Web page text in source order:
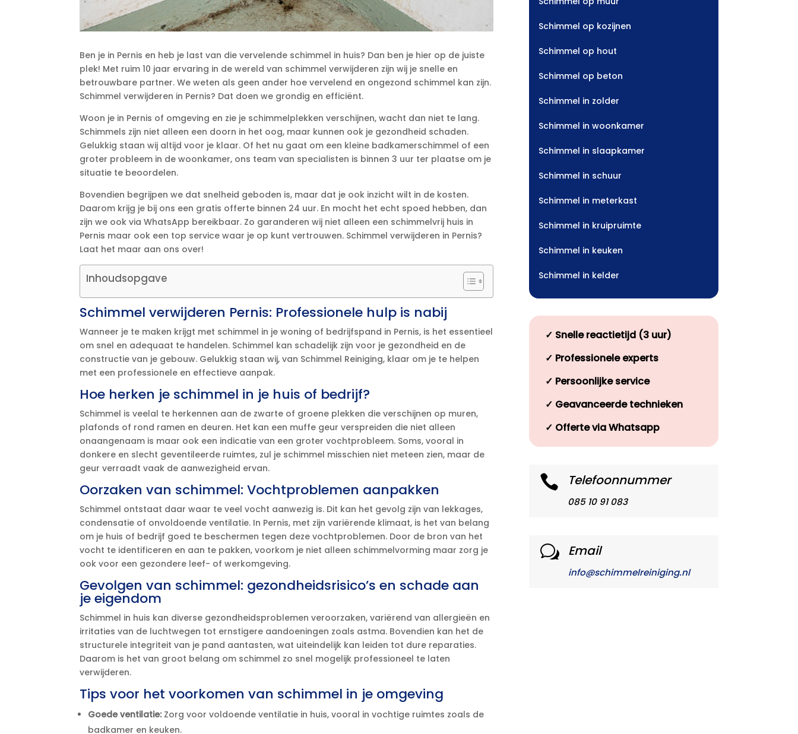
Ben je in Pernis en heb je last van die vervelende schimmel in huis? Dan ben je hier op de juiste
plek! Met ruim 10 jaar ervaring in de wereld van schimmel verwijderen zijn wij je snelle en
betrouwbare partner.​ We weten als geen ander hoe vervelend en ongezond schimmel kan zijn.​
Schimmel verwijderen in Pernis? Dat doen we grondig en efficiënt.​
Woon je in Pernis of omgeving en zie je schimmelplekken verschijnen, wacht dan niet te lang.​
Schimmels zijn niet alleen een doorn in het oog, maar kunnen ook je gezondheid schaden.​
Gelukkig staan wij altijd voor je klaar.​ Of het nu gaat om een kleine badkamerschimmel of een
groter probleem in de woonkamer, ons team van specialisten is binnen 3 uur ter plaatse om je
situatie te beoordelen.​
Bovendien begrijpen we dat snelheid geboden is, maar dat je ook inzicht wilt in de kosten.​
Daarom krijg je bij ons een gratis offerte binnen 24 uur.​ En mocht het echt spoed hebben, dan
zijn we ook via WhatsApp bereikbaar.​ Zo garanderen wij niet alleen een schimmelvrij huis in
Pernis maar ook een top service waar je op kunt vertrouwen.​ Schimmel verwijderen in Pernis?
Laat het maar aan ons over!
Inhoudsopgave
Schimmel verwijderen Pernis: Professionele hulp is nabij
Wanneer je te maken krijgt met schimmel in je woning of bedrijfspand in Pernis, is het essentieel
om snel en adequaat te handelen.​ Schimmel kan schadelijk zijn voor je gezondheid en de
constructie van je gebouw.​ Gelukkig staan wij, van Schimmel Reiniging, klaar om je te helpen
met een professionele en effectieve aanpak.​
Hoe herken je schimmel in je huis of bedrijf?
Schimmel is veelal te herkennen aan de zwarte of groene plekken die verschijnen op muren,
plafonds of rond ramen en deuren.​ Het kan een muffe geur verspreiden die niet alleen
onaangenaam is maar ook een indicatie van een groter vochtprobleem.​ Soms, vooral in
donkere en slecht geventileerde ruimtes, zul je schimmel misschien niet meteen zien, maar de
geur verraadt vaak de aanwezigheid ervan.​
Oorzaken van schimmel: Vochtproblemen aanpakken
Schimmel ontstaat daar waar te veel vocht aanwezig is.​ Dit kan het gevolg zijn van lekkages,
condensatie of onvoldoende ventilatie.​ In Pernis, met zijn variërende klimaat, is het van belang
om je huis of bedrijf goed te beschermen tegen deze vochtproblemen.​ Door de bron van het
vocht te identificeren en aan te pakken, voorkom je niet alleen schimmelvorming maar zorg je
ook voor een gezondere leef- of werkomgeving.​
Gevolgen van schimmel: gezondheidsrisico’s en schade aan
je eigendom
Schimmel in huis kan diverse gezondheidsproblemen veroorzaken, variërend van allergieën en
irritaties van de luchtwegen tot ernstigere aandoeningen zoals astma.​ Bovendien kan het de
structurele integriteit van je pand aantasten, wat uiteindelijk kan leiden tot dure reparaties.​
Daarom is het van groot belang om schimmel zo snel mogelijk professioneel te laten
verwijderen.​
Tips voor het voorkomen van schimmel in je omgeving
Goede ventilatie: Zorg voor voldoende ventilatie in huis, vooral in vochtige ruimtes zoals de
badkamer en keuken.​
Schimmel op kozijnen
Schimmel op hout
Schimmel op beton
Schimmel in zolder
Schimmel in woonkamer
Schimmel in slaapkamer
Schimmel in schuur
Schimmel in meterkast
Schimmel in kruipruimte
Schimmel in keuken
Schimmel in kelder
✓ Snelle reactietijd (3 uur)
✓ Professionele experts
✓ Persoonlijke service
✓ Geavanceerde technieken
✓ Offerte via Whatsapp
 Telefoonnummer
085 10 91 083
w Email
info@schimmelreiniging.nl